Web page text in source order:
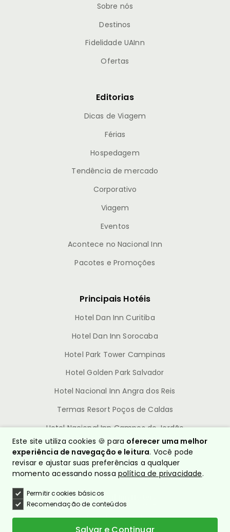
Sobre nós
Destinos
Fidelidade UAInn
Ofertas
Editorias
Dicas de Viagem
Férias
Hospedagem
Tendência de mercado
Corporativo
Viagem
Eventos
Acontece no Nacional Inn
Pacotes e Promoções
Principais Hotéis
Hotel Dan Inn Curitiba
Hotel Dan Inn Sorocaba
Hotel Park Tower Campinas
Hotel Golden Park Salvador
Hotel Nacional Inn Angra dos Reis
Termas Resort Poços de Caldas
Hotel Nacional Inn Campos do Jordão
© Nacional Inn Hotéis
CNPJ: 10.628.960/0001-54
Política de Privacidade
Quem somos?
Este site utiliza cookies 🍪 para oferecer uma melhor
experiência de navegação e leitura. Você pode
revisar e ajustar suas preferências a qualquer
momento acessando nossa política de privacidade.
Permitir cookies básicos
Recomendação de conteúdos
Salvar e Continuar